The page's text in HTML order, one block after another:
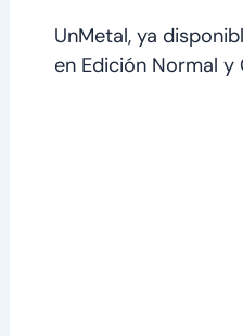
UnMetal, ya
en Edición Normal y